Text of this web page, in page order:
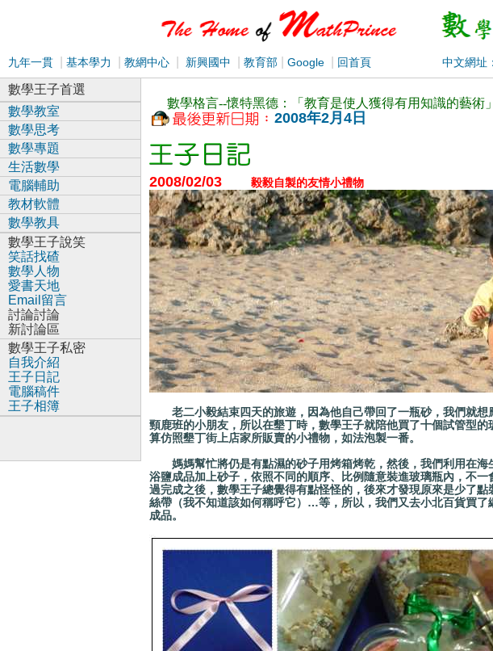
九年一貫 基本學力 教網中心 新興國中 教育部 Google 回首頁 中文網址
數學格言--懷特黑德：「教育是使人獲得有用知識的藝術」
2008年2月4日
2008/02/03 毅毅自製的友情小禮物
老二小毅結束四天的旅遊，因為他自己帶回了一瓶砂，我們就想
頸鹿班的小朋友，所以在墾丁時，數學王子就陪他買了十個試管型
算仿照墾丁街上店家所販賣的小禮物，如法泡製一番。
媽媽幫忙將仍是有點濕的砂子用烤箱烤乾，然後，我們利用在海
浴鹽成品加上砂子，依照不同的順序、比例隨意裝進玻璃瓶內，不
過完成之後，數學王子總覺得有點怪怪的，後來才發現原來是少了
絲帶（我不知道該如何稱呼它）…等，所以，我們又去小北百貨買了
成品。
數學王子首選
數學教室
數學思考
數學專題
生活數學
電腦輔助
教材軟體
數學教具
數學王子說笑
笑話找碴
數學人物
愛書天地
Email留言
討論討論
新討論區
數學王子私密
自我介紹
王子日記
電腦稿件
王子相簿